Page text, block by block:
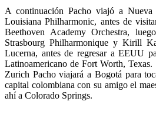
A continuación Pacho viajó a
Louisiana Philharmonic, antes de
Beethoven Academy Orchestra,
Strasbourg Philharmonique y Kirill
Lucerna, antes de regresar a EEUU
Latinoamericano de Fort Worth, Texas.
Zurich Pacho viajará a Bogotá para
capital colombiana con su amigo el
ahí a Colorado Springs.